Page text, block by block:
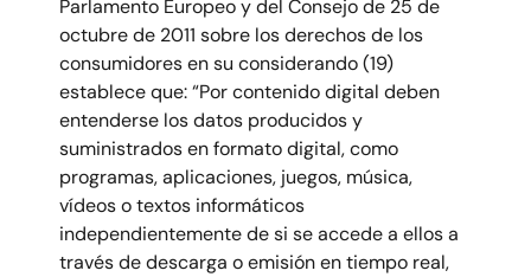
Parlamento Europeo y del Consejo de 25 de
octubre de 2011 sobre los derechos de los
consumidores en su considerando (19)
establece que: “Por contenido digital deben
entenderse los datos producidos y
suministrados en formato digital, como
programas, aplicaciones, juegos, música,
vídeos o textos informáticos
independientemente de si se accede a ellos a
través de descarga o emisión en tiempo real,